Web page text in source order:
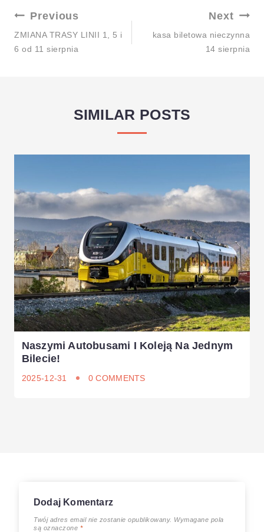
Previous
ZMIANA TRASY LINII 1, 5 i
6 od 11 sierpnia
Next
kasa biletowa nieczynna
14 sierpnia
SIMILAR POSTS
Naszymi Autobusami I Koleją Na Jednym
Bilecie!
2025-12-31 0 COMMENTS
Dodaj Komentarz
Twój adres email nie zostanie opublikowany. Wymagane pola
są oznaczone *